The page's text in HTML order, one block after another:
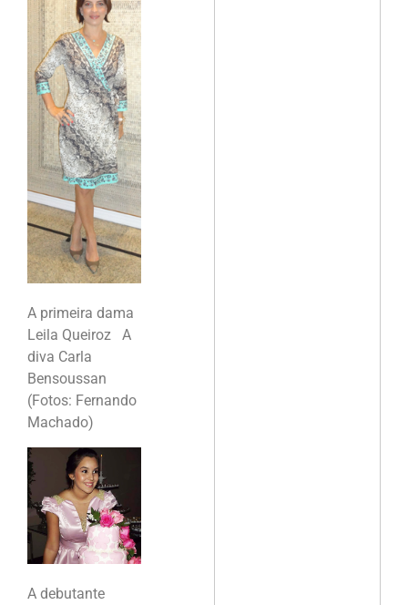
A primeira dama
Leila Queiroz A
diva Carla
Bensoussan
(Fotos: Fernando
Machado)
A debutante